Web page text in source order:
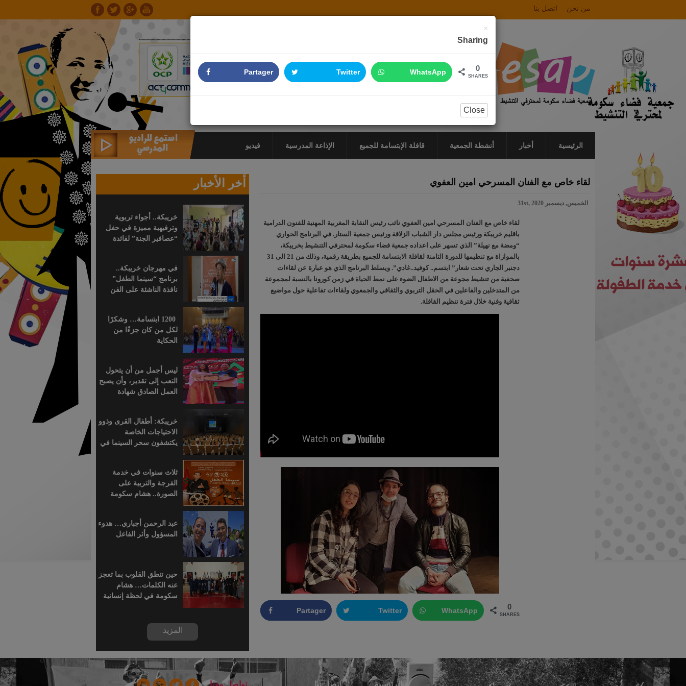
من نحن اتصل بنا
الرئيسية أخبار أنشطة الجمعية قافلة الإبتسامة للجميع الإذاعة المدرسية فيديو
أخر الأخبار
خريبكة.. أجواء تربوية
وترفيهية مميزة في حفل
“عصافير الجنة” لفائدة
في مهرجان خريبكة..
برنامج “سينما الطفل”
نافذة الناشئة على الفن
1200 ابتسامة… وشكرًا
لكل من كان جزءًا من
الحكاية
ليس أجمل من أن يتحول
التعب إلى تقدير، وأن يصبح
العمل الصادق شهادة
خريبكة: أطفال القرى وذوو
الاحتياجات الخاصة
يكتشفون سحر السينما في
ثلاث سنوات في خدمة
الفرجة والتربية على
الصورة.. هشام سكومة
عبد الرحمن أجباري… هدوء
المسؤول وأثر الفاعل
حين تنطق القلوب بما تعجز
عنه الكلمات… هشام
سكومة في لحظة إنسانية
المزيد
لقاء خاص مع الفنان المسرحي امين العفوي
الخميس, ديسمبر 31st, 2020
لقاء خاص مع الفنان المسرحي امين العفوي نائب رئيس النقابة المغربية المهنية للفنون الدرامية
باقليم خريبكة ورئيس مجلس دار الشباب الزلاقة ورئيس جمعية الستار. في البرنامج الحواري
“ومضة مع نهيلة” الذي تسهر على اعداده جمعية فضاء سكومة لمحترفي التنشيط بخريبكة،
بالموازاة مع تنظيمها للدورة الثامنة لقافلة الابتسامة للجميع بطريقة رقمية، وذلك من 21 الى 31
دجنبر الجاري تحت شعار” ابتسم.. كوفيد..غادي”. ويسلط البرنامج الذي هو عبارة عن لقاءات
صحفية من تنشيط مجوعة من الاطفال الضوء على نمط الحياة في زمن كورونا بالنسبة لمجموعة
من المتدخلين والفاعلين في الحقل التربوي والثقافي والجمعوي ولقاءات تفاعلية حول مواضيع
ثقافية وفنية خلال فترة تنظيم القافلة.
Partager Twitter WhatsApp 0
SHARES
الرئيسية اتصل بنا تواصل معنا
×
Sharing
Partager Twitter WhatsApp 0
SHARES
Close